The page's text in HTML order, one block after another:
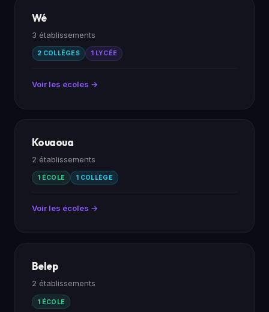
Wé
3 établissements
2 COLLÈGES 1 LYCÉE
Voir les écoles →
Kouaoua
2 établissements
1 ÉCOLE 1 COLLÈGE
Voir les écoles →
Belep
2 établissements
1 ÉCOLE